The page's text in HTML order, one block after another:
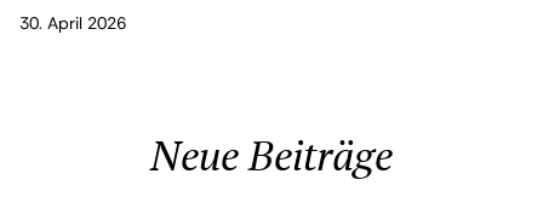
30. April 2026
Neue Beiträge